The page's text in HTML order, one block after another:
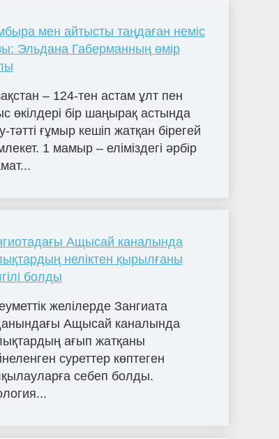
мен айтысты таңдаған неміс
Эльдана Габерманның өмір
– 124-тен астам ұлт пен
өкілдері бір шаңырақ астында
тәтті ғұмыр кешіп жатқан бірегей
1 мамыр – еліміздегі әрбір
Ащысай каналында
неліктен қырылғаны
болды
желілерде Зангиата
Ащысай каналында
ағып жатқаны
суреттер көптеген
себеп болды.